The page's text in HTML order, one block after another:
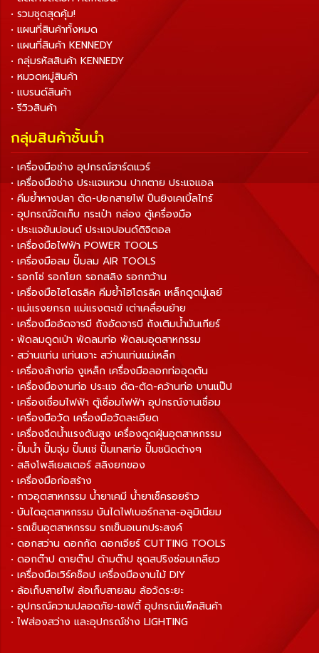
• รวมชุดสุดคุ้ม!
• แผนที่สินค้าทั้งหมด
• แผนที่สินค้า KENNEDY
• กลุ่มรหัสสินค้า KENNEDY
• หมวดหมู่สินค้า
• แบรนด์สินค้า
• รีวิวสินค้า
กลุ่มสินค้าชั้นนำ
• เครื่องมือช่าง อุปกรณ์ฮาร์ดแวร์
• เครื่องมือช่าง ประแจแหวน ปากตาย ประแจแอล
• คีมย้ำหางปลา ตัด-ปอกสายไฟ ปืนยิงเคเบิ้ลไทร์
• อุปกรณ์จัดเก็บ กระเป๋า กล่อง ตู้เครื่องมือ
• ประแจขันปอนด์ ประแจปอนด์ดิจิตอล
• เครื่องมือไฟฟ้า POWER TOOLS
• เครื่องมือลม ปั๊มลม AIR TOOLS
• รอกโซ่ รอกโยก รอกสลิง รอกกว้าน
• เครื่องมือไฮโดรลิค คีมย้ำไฮโดรลิค เหล็กดูดมู่เลย์
• แม่แรงยกรถ แม่แรงตะเข้ เต่าเคลื่อนย้าย
• เครื่องมืออัดจารบี ถังอัดจารบี ถังเติมน้ำมันเกียร์
• พัดลมดูดเป่า พัดลมท่อ พัดลมอุตสาหกรรม
• สว่านแท่น แท่นเจาะ สว่านแท่นแม่เหล็ก
• เครื่องล้างท่อ งูเหล็ก เครื่องมือลอกท่ออุดตัน
• เครื่องมืองานท่อ ประแจ ดัด-ตัด-คว้านท่อ บานแป๊ป
• เครื่องเชื่อมไฟฟ้า ตู้เชื่อมไฟฟ้า อุปกรณ์งานเชื่อม
• เครื่องมือวัด เครื่องมือวัดละเอียด
• เครื่องฉีดน้ำแรงดันสูง เครื่องดูดฝุ่นอุตสาหกรรม
• ปั๊มน้ำ ปั๊มจุ่ม ปั๊มแช่ ปั๊มเทสท่อ ปั๊มชนิดต่างๆ
• สลิงโพลีเยสเตอร์ สลิงยกของ
• เครื่องมือก่อสร้าง
• กาวอุตสาหกรรม น้ำยาเคมี น้ำยาเช็ครอยร้าว
• บันไดอุตสาหกรรม บันไดไฟเบอร์กลาส-อลูมิเนียม
• รถเข็นอุตสาหกรรม รถเข็นอเนกประสงค์
• ดอกสว่าน ดอกกัด ดอกเจียร์ CUTTING TOOLS
• ดอกต๊าป ดายต๊าป ด้ามต๊าป ชุดสปริงซ่อมเกลียว
• เครื่องมือเวิร์คช็อป เครื่องมืองานไม้ DIY
• ล้อเก็บสายไฟ ล้อเก็บสายลม ล้อวัดระยะ
• อุปกรณ์ความปลอดภัย-เซฟตี้ อุปกรณ์แพ็คสินค้า
• ไฟส่องสว่าง และอุปกรณ์ช่าง LIGHTING